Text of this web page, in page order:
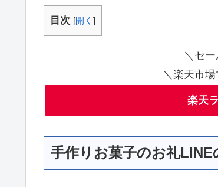
目次 [開く ]
＼セ
＼楽天市
楽天
手作りお菓子のお礼LINE